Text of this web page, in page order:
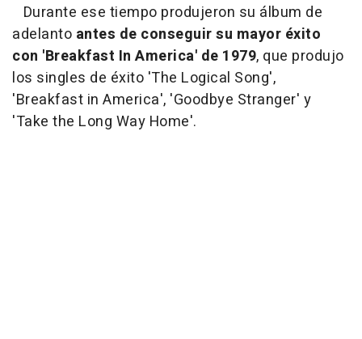
Durante ese tiempo produjeron su álbum de
adelanto antes de conseguir su mayor éxito
con 'Breakfast In America' de 1979, que produjo
los singles de éxito 'The Logical Song',
'Breakfast in America', 'Goodbye Stranger' y
'Take the Long Way Home'.